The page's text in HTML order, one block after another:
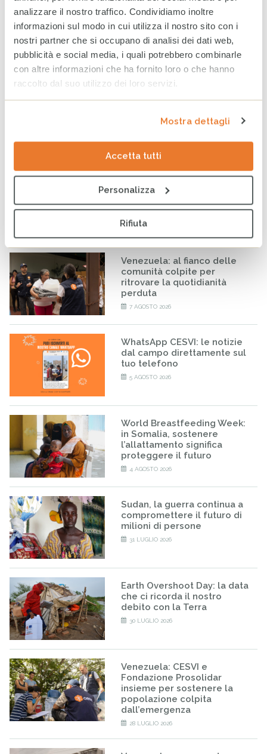
analizzare il nostro traffico. Condividiamo inoltre
informazioni sul modo in cui utilizza il nostro sito con i
nostri partner che si occupano di analisi dei dati web,
pubblicità e social media, i quali potrebbero combinarle
con altre informazioni che ha fornito loro o che hanno
raccolto dal suo utilizzo dei loro servizi.
Mostra dettagli
Accetta tutti
Personalizza
Rifiuta
Tag
COOPERAZIONE COMUNICAZIONE EMERGENZE
ULTIMI ARTICOLI
Venezuela: al fianco delle
comunità colpite per
ritrovare la quotidianità
perduta
7 AGOSTO 2026
WhatsApp CESVI: le notizie
dal campo direttamente sul
tuo telefono
5 AGOSTO 2026
World Breastfeeding Week:
in Somalia, sostenere
l’allattamento significa
proteggere il futuro
4 AGOSTO 2026
Sudan, la guerra continua a
compromettere il futuro di
milioni di persone
31 LUGLIO 2026
Earth Overshoot Day: la data
che ci ricorda il nostro
debito con la Terra
30 LUGLIO 2026
Venezuela: CESVI e
Fondazione Prosolidar
insieme per sostenere la
popolazione colpita
dall’emergenza
28 LUGLIO 2026